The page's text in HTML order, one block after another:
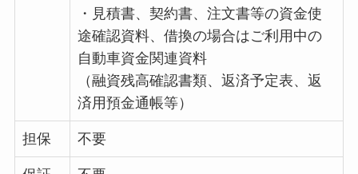
・見積書、契約書、注文書等の資金使
途確認資料、借換の場合はご利用中の
自動車資金関連資料
（融資残高確認書類、返済予定表、返
済用預金通帳等）
担保 不要